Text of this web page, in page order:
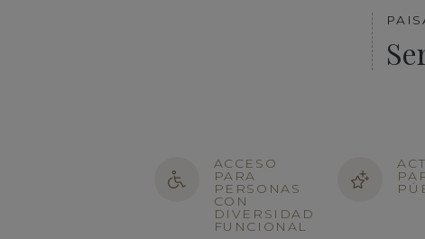
ACCESO
PARA
PERSONAS
CON
DIVERSIDAD
FUNCIONAL